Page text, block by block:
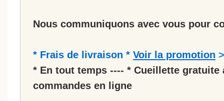
Nous communiquons avec vous pour
* Frais de livraison * Voir la promotion >
* En tout temps ---- * Cueillette gratuite
commandes en ligne